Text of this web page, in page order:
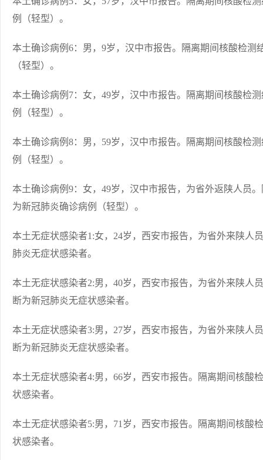
例（轻型）。
本土确诊病例6：男，9岁，汉中市报告。隔离期间核酸检
（轻型）。
本土确诊病例7：女，49岁，汉中市报告。隔离期间核酸检
例（轻型）。
本土确诊病例8：男，59岁，汉中市报告。隔离期间核酸检
例（轻型）。
本土确诊病例9：女，49岁，汉中市报告，为省外返陕人员
为新冠肺炎确诊病例（轻型）。
本土无症状感染者1:女，24岁，西安市报告，为省外来陕人
肺炎无症状感染者。
本土无症状感染者2:男，40岁，西安市报告，为省外来陕人
断为新冠肺炎无症状感染者。
本土无症状感染者3:男，27岁，西安市报告，为省外来陕人
断为新冠肺炎无症状感染者。
本土无症状感染者4:男，66岁，西安市报告。隔离期间核酸
状感染者。
本土无症状感染者5:男，71岁，西安市报告。隔离期间核酸
状感染者。